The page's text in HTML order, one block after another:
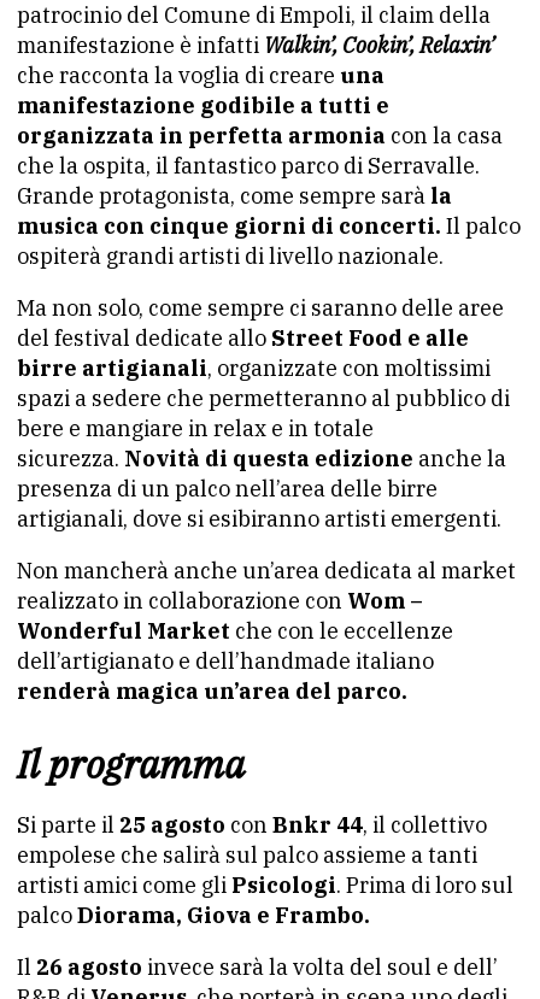
patrocinio del Comune di Empoli, il claim della
manifestazione è infatti Walkin’, Cookin’, Relaxin’
che racconta la voglia di creare una
manifestazione godibile a tutti e
organizzata in perfetta armonia con la casa
che la ospita, il fantastico parco di Serravalle.
Grande protagonista, come sempre sarà la
musica con cinque giorni di concerti. Il palco
ospiterà grandi artisti di livello nazionale.
Ma non solo, come sempre ci saranno delle aree
del festival dedicate allo Street Food e alle
birre artigianali, organizzate con moltissimi
spazi a sedere che permetteranno al pubblico di
bere e mangiare in relax e in totale
sicurezza. Novità di questa edizione anche la
presenza di un palco nell’area delle birre
artigianali, dove si esibiranno artisti emergenti.
Non mancherà anche un’area dedicata al market
realizzato in collaborazione con Wom –
Wonderful Market che con le eccellenze
dell’artigianato e dell’handmade italiano
renderà magica un’area del parco.
Il programma
Si parte il 25 agosto con Bnkr 44, il collettivo
empolese che salirà sul palco assieme a tanti
artisti amici come gli Psicologi. Prima di loro sul
palcoDiorama, Giova e Frambo.
Il 26 agosto invece sarà la volta del soul e dell’